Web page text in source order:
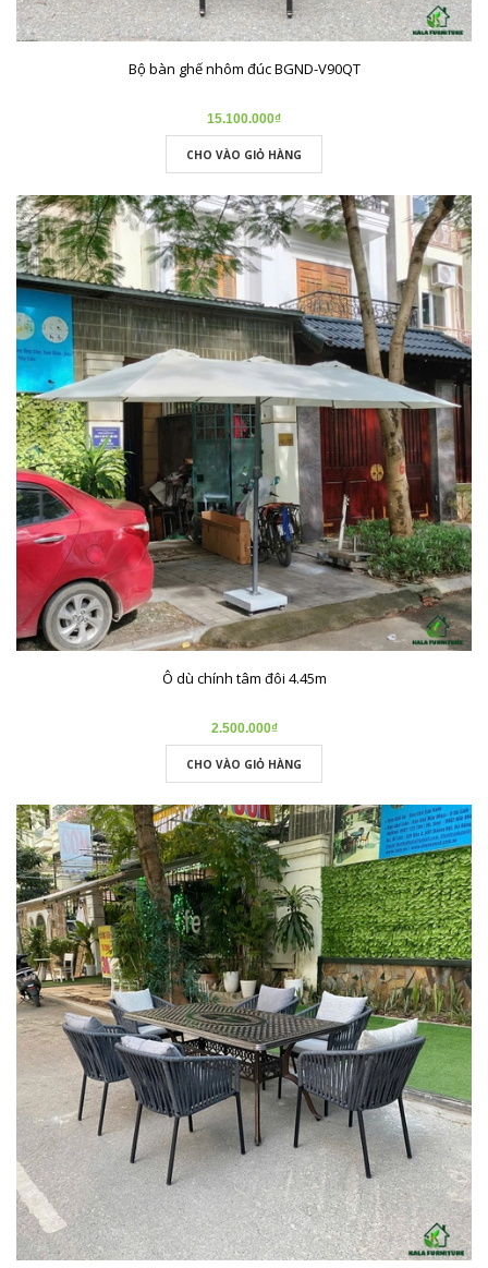
Bộ bàn ghế nhôm đúc BGND-V90QT
15.100.000₫
CHO VÀO GIỎ HÀNG
Ô dù chính tâm đôi 4.45m
2.500.000₫
CHO VÀO GIỎ HÀNG